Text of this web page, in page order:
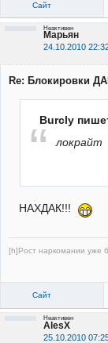
Сайт
Марьян
24.10.2010
Неактивен
Re: Блокировки
Burcly
локрайт
НАХДАК!!!
[h]Рост наркомании уже
Сайт
AlesX
25.10.2010
Неактивен